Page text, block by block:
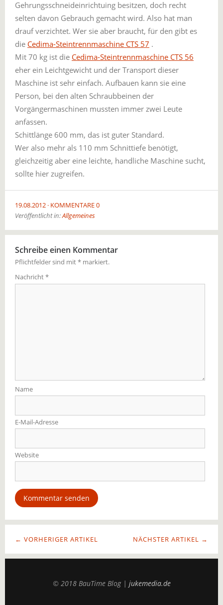
Gehrungsschneideinrichtuing besitzen, doch recht
selten davon Gebrauch gemacht wird. Also hat man
drauf verzichtet. Wer sie aber braucht, für den gibt es
die Cedima-Steintrennmaschine CTS 57 .
Mit 70 kg ist die Cedima-Steintrennmaschine CTS 56
eher ein Leichtgewicht und der Transport dieser
Maschine ist sehr einfach. Aufbauen kann sie eine
Person, bei den alten Schraubbeinen der
Vorgängermaschinen mussten immer zwei Leute
anfassen.
Schittlänge 600 mm, das ist guter Standard.
Wer also mehr als 110 mm Schnittiefe benötigt,
gleichzeitig aber eine leichte, handliche Maschine sucht,
sollte hier zugreifen.
19.08.2012 KOMMENTARE 0
Veröffentlicht in:Allgemeines
Schreibe einen Kommentar
Pflichtfelder sind mit* markiert.
Nachricht*
Name
E-Mail-Adresse
Website
NÄCHSTER ARTIKEL →
← VORHERIGER ARTIKEL
© 2018 BauTime Blog | jukemedia.de